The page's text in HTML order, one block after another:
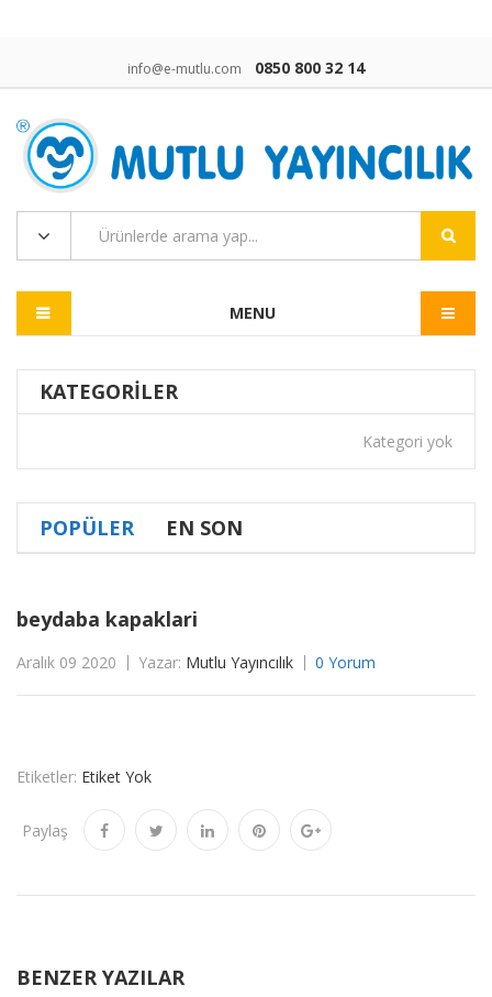
info@e-mutlu.com 0850 800 32 14
MENU
KATEGORILER
Kategori yok
POPÜLER EN SON
beydaba kapaklari
Aralık 09 2020 Yazar: Mutlu Yayıncılık 0 Yorum
Etiketler: Etiket Yok
Paylaş
BENZER YAZILAR